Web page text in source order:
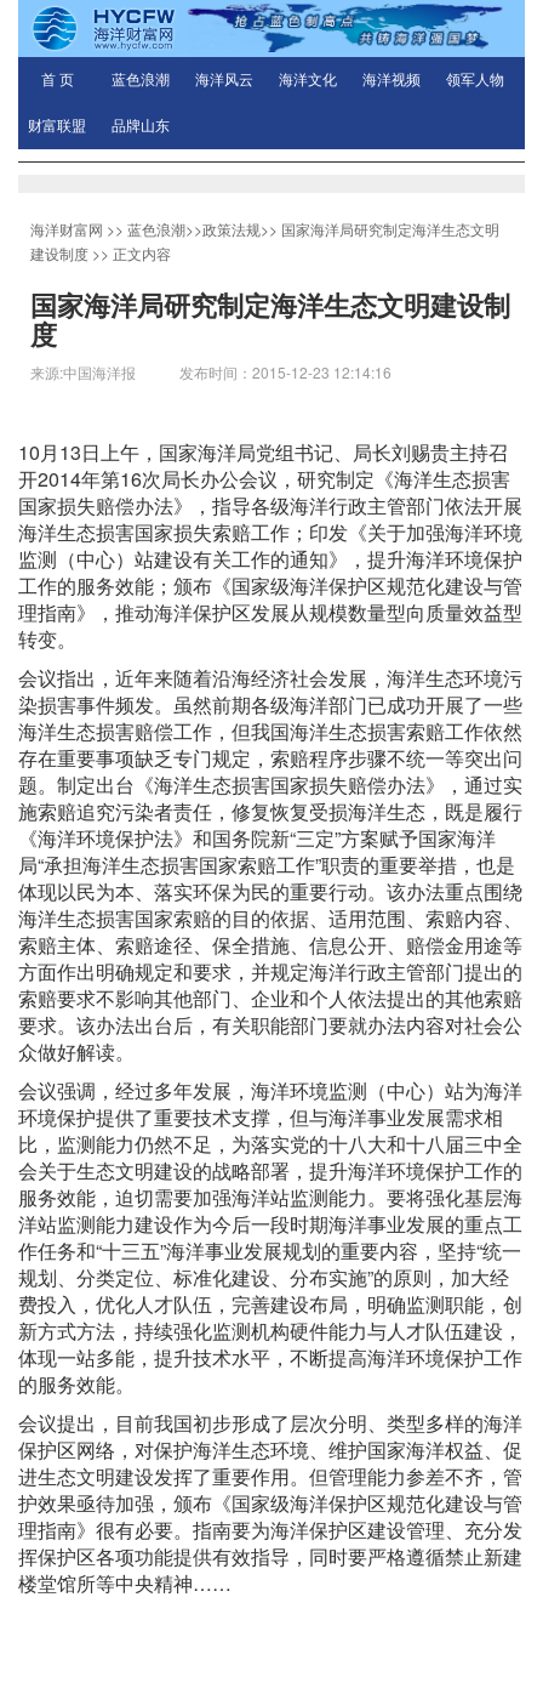
首 页 蓝色浪潮 海洋风云 海洋文化 海洋视频 领军人物
财富联盟 品牌山东
海洋财富网 >> 蓝色浪潮>>政策法规>> 国家海洋局研究制定海洋生态文明
建设制度 >> 正文内容
国家海洋局研究制定海洋生态文明建设制
度
来源:中国海洋报 发布时间：2015-12-23 12:14:16
10月13日上午，国家海洋局党组书记、局长刘赐贵主持召
开2014年第16次局长办公会议，研究制定《海洋生态损害
国家损失赔偿办法》，指导各级海洋行政主管部门依法开展
海洋生态损害国家损失索赔工作；印发《关于加强海洋环境
监测（中心）站建设有关工作的通知》，提升海洋环境保护
工作的服务效能；颁布《国家级海洋保护区规范化建设与管
理指南》，推动海洋保护区发展从规模数量型向质量效益型
转变。
会议指出，近年来随着沿海经济社会发展，海洋生态环境污
染损害事件频发。虽然前期各级海洋部门已成功开展了一些
海洋生态损害赔偿工作，但我国海洋生态损害索赔工作依然
存在重要事项缺乏专门规定，索赔程序步骤不统一等突出问
题。制定出台《海洋生态损害国家损失赔偿办法》，通过实
施索赔追究污染者责任，修复恢复受损海洋生态，既是履行
《海洋环境保护法》和国务院新“三定”方案赋予国家海洋
局“承担海洋生态损害国家索赔工作”职责的重要举措，也是
体现以民为本、落实环保为民的重要行动。该办法重点围绕
海洋生态损害国家索赔的目的依据、适用范围、索赔内容、
索赔主体、索赔途径、保全措施、信息公开、赔偿金用途等
方面作出明确规定和要求，并规定海洋行政主管部门提出的
索赔要求不影响其他部门、企业和个人依法提出的其他索赔
要求。该办法出台后，有关职能部门要就办法内容对社会公
众做好解读。
会议强调，经过多年发展，海洋环境监测（中心）站为海洋
环境保护提供了重要技术支撑，但与海洋事业发展需求相
比，监测能力仍然不足，为落实党的十八大和十八届三中全
会关于生态文明建设的战略部署，提升海洋环境保护工作的
服务效能，迫切需要加强海洋站监测能力。要将强化基层海
洋站监测能力建设作为今后一段时期海洋事业发展的重点工
作任务和“十三五”海洋事业发展规划的重要内容，坚持“统一
规划、分类定位、标准化建设、分布实施”的原则，加大经
费投入，优化人才队伍，完善建设布局，明确监测职能，创
新方式方法，持续强化监测机构硬件能力与人才队伍建设，
体现一站多能，提升技术水平，不断提高海洋环境保护工作
的服务效能。
会议提出，目前我国初步形成了层次分明、类型多样的海洋
保护区网络，对保护海洋生态环境、维护国家海洋权益、促
进生态文明建设发挥了重要作用。但管理能力参差不齐，管
护效果亟待加强，颁布《国家级海洋保护区规范化建设与管
理指南》很有必要。指南要为海洋保护区建设管理、充分发
挥保护区各项功能提供有效指导，同时要严格遵循禁止新建
楼堂馆所等中央精神……